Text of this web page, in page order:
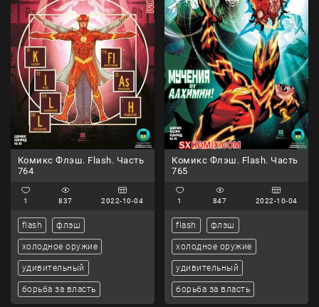
Комикс Флэш. Flash. Часть
764
1 837 2022-10-04
flash флэш
холодное оружие
удивительный
борьба за власть
Комикс Флэш. Flash. Часть
765
1 847 2022-10-04
flash флэш
холодное оружие
удивительный
борьба за власть